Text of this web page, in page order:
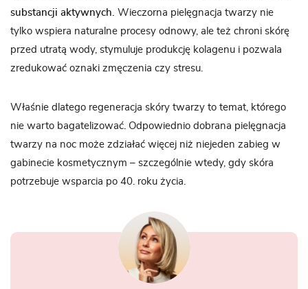
substancji aktywnych.
Wieczorna pielęgnacja twarzy nie
tylko wspiera naturalne procesy odnowy, ale też chroni skórę
przed utratą wody, stymuluje produkcję kolagenu i pozwala
zredukować oznaki zmęczenia czy stresu.
Właśnie dlatego regeneracja skóry twarzy to temat, którego
nie warto bagatelizować. Odpowiednio dobrana pielęgnacja
twarzy na noc może zdziałać więcej niż niejeden zabieg w
gabinecie kosmetycznym – szczególnie wtedy, gdy skóra
potrzebuje wsparcia po 40. roku życia.